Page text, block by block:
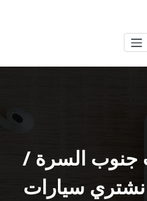
جنوب السرة /
/ نشتري سيارات